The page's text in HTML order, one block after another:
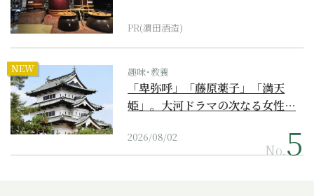
PR(濵田酒造)
NEW 趣味･教養
「卑弥呼」「藤原薬子」「満天
姫」。大河ドラマの次なる女性…
2026/08/02
No.